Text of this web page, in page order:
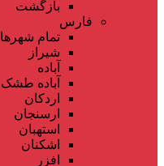
بازگشت
فارس
تمام شهر‌ها
شیراز
آباده
آباده طشک
اردکان
ارسنجان
استهبان
اشکنان
افزر